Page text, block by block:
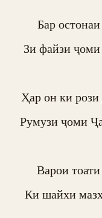
Бар
Зи файзи ҷоми
Ҳар он ки рози
Румузи ҷоми
Варои
Ки шайхи